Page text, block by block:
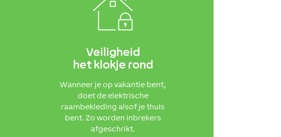
Veiligheid
het klokje rond
Wanneer je op vakantie bent,
doet de elektrische
raambekleding alsof je thuis
bent. Zo worden inbrekers
afgeschrikt.